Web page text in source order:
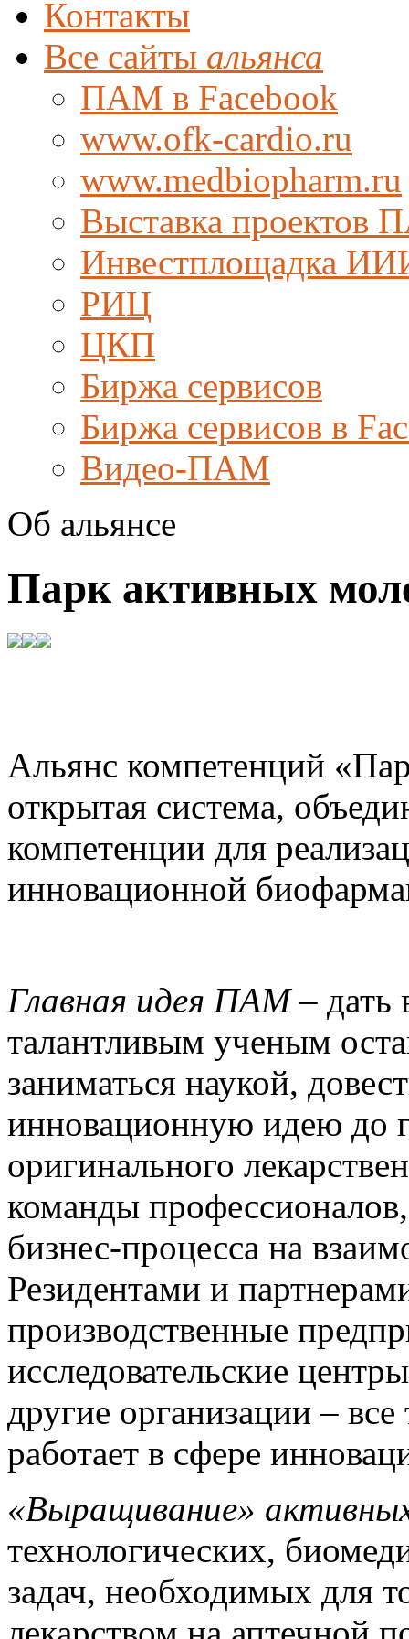
Контакты
Все сайты альянса
ПАМ в Facebook
www.ofk-cardio.ru
www.medbiopharm.ru
Выставка проектов
Инвестплощадка
РИЦ
ЦКП
Биржа сервисов
Биржа сервисов в
Видео-ПАМ
Об альянсе
Парк активных
Альянс компетенций
открытая система,
компетенции для
инновационной
Главная идея ПАМ– дать
талантливым ученым
заниматься наукой,
инновационную идею до
оригинального
команды
бизнес-процесса на
Резидентами и
производственные
исследовательские
другие организации –
работает в сфере
«Выращивание»
технологических,
задач, необходимых для